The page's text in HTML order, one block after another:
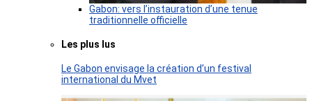
Gabon: vers l’instauration d’une tenue
traditionnelle officielle
Les plus lus
Le Gabon envisage la création d’un festival
international du Mvet